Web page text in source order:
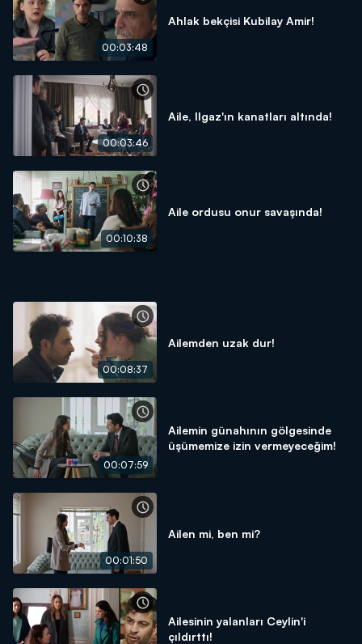
00:03:48
Ahlak bekçisi Kubilay Amir!
00:03:46
Aile, Ilgaz'ın kanatları altında!
00:10:38
Aile ordusu onur savaşında!
00:08:37
Ailemden uzak dur!
00:07:59
Ailemin günahının gölgesinde
üşümemize izin vermeyeceğim!
00:01:50
Ailen mi, ben mi?
Ailesinin yalanları Ceylin'i
çıldırttı!